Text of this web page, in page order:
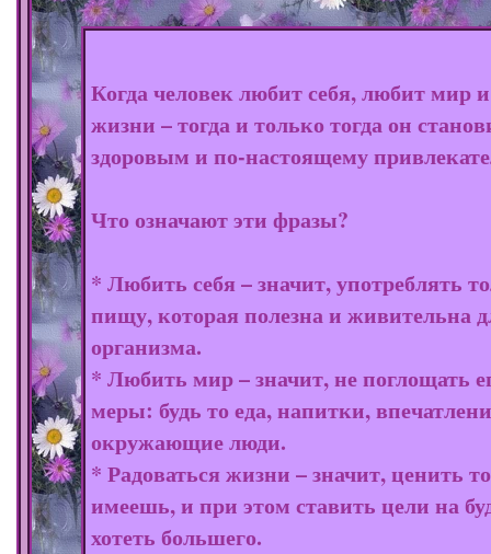
Когда человек любит себя, любит мир и
жизни – тогда и только тогда он
здоровым и по-настоящему
Что означают эти фразы?
* Любить себя – значит, употреблять
пищу, которая полезна и живительна
организма.
* Любить мир – значит, не поглощать
меры: будь то еда, напитки,
окружающие люди.
* Радоваться жизни – значит, ценить
имеешь, и при этом ставить цели на
хотеть большего.